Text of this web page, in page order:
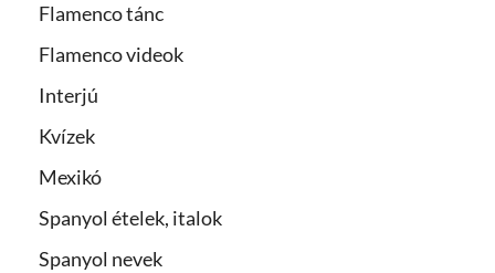
Flamenco tánc
Flamenco videok
Interjú
Kvízek
Mexikó
Spanyol ételek, italok
Spanyol nevek